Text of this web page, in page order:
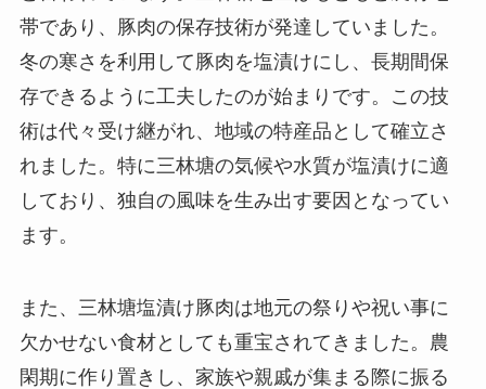
帯であり、豚肉の保存技術が発達していました。
冬の寒さを利用して豚肉を塩漬けにし、長期間保
存できるように工夫したのが始まりです。この技
術は代々受け継がれ、地域の特産品として確立さ
れました。特に三林塘の気候や水質が塩漬けに適
しており、独自の風味を生み出す要因となってい
ます。
また、三林塘塩漬け豚肉は地元の祭りや祝い事に
欠かせない食材としても重宝されてきました。農
閑期に作り置きし、家族や親戚が集まる際に振る